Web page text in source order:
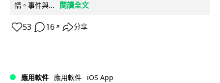
幅。事件與...
閱讀全文
53 16 ↗ 分享
應用軟件 應用軟件 iOS App